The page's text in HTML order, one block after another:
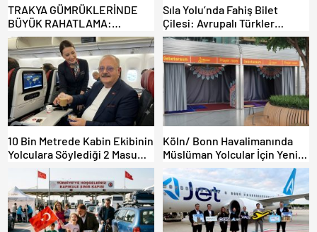
TRAKYA GÜMRÜKLERİNDE
BÜYÜK RAHATLAMA:
DEREKÖY HAFİF TİCARİ
ARAÇLARA AÇILIYOR!
Sıla Yolu’nda Fahiş Bilet
Çilesi: Avrupalı Türkler
Karayollarına Akın Etti,
Gümrükler Kilitlendi!
10 Bin Metrede Kabin Ekibinin
Yolculara Söylediği 2 Masum
Köln/ Bonn Havalimanında
Müslüman Yolcular İçin Yeni
İbadet Alanları Açıldı